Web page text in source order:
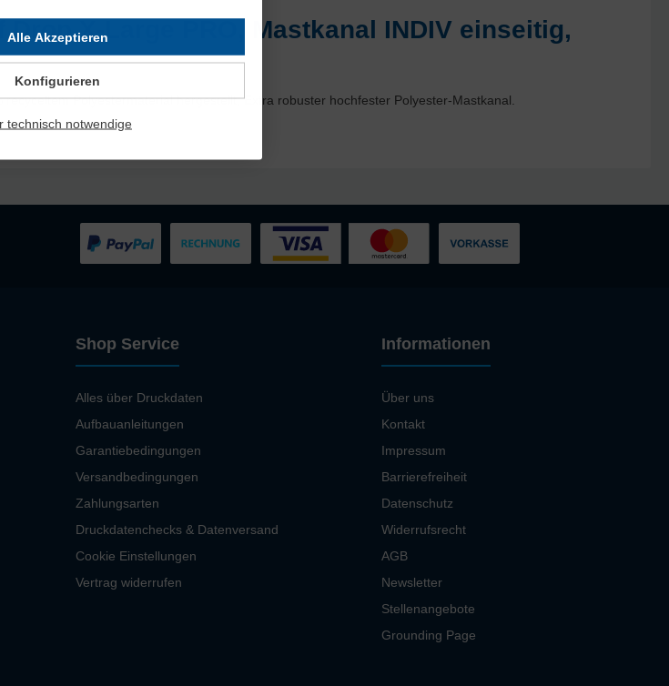
X-Large PRO, Mastkanal INDIV einseitig,
Polyestermaterial hergestellt, Extra robuster hochfester Polyester-Mastkanal.
Shop Service
Alles über Druckdaten
Aufbauanleitungen
Garantiebedingungen
Versandbedingungen
Zahlungsarten
Druckdatenchecks & Datenversand
Cookie Einstellungen
Vertrag widerrufen
Informationen
Über uns
Kontakt
Impressum
Barrierefreiheit
Datenschutz
Widerrufsrecht
AGB
Newsletter
Stellenangebote
Grounding Page
technisch notwendige
Konfigurieren
Alle Akzeptieren